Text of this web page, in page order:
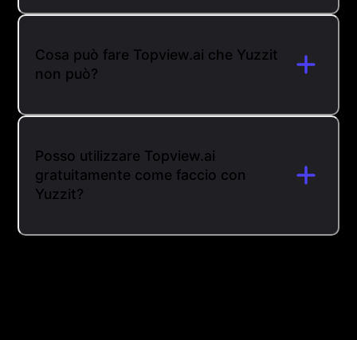
Cosa può fare Topview.ai che Yuzzit
non può?
Posso utilizzare Topview.ai
gratuitamente come faccio con
Yuzzit?